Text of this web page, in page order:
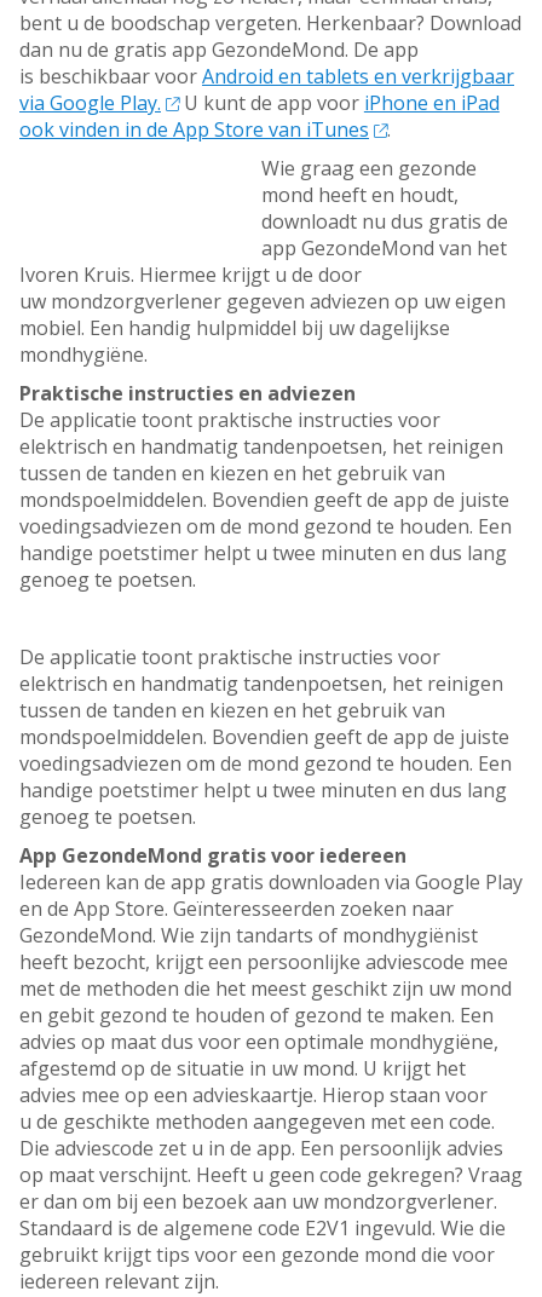
bent u de boodschap vergeten. Herkenbaar? Download
dan nu de gratis app GezondeMond. De app
is beschikbaar voorAndroid en tablets en verkrijgbaar
via Google Play.
U kunt de app voor iPhone en iPad
ook vinden in de App Store van iTunes
.
Wie graag een gezonde
mond heeft en houdt,
downloadt nu dus gratis de
app GezondeMond van het
Ivoren Kruis. Hiermee krijgt u de door
uw mondzorgverlener gegeven adviezen op uw eigen
mobiel. Een handig hulpmiddel bij uw dagelijkse
mondhygiëne.
Praktische instructies en adviezen
De applicatie toont praktische instructies voor
elektrisch en handmatig tandenpoetsen, het reinigen
tussen de tanden en kiezen en het gebruik van
mondspoelmiddelen. Bovendien geeft de app de juiste
voedingsadviezen om de mond gezond te houden. Een
handige poetstimer helpt u twee minuten en dus lang
genoeg te poetsen.
De applicatie toont praktische instructies voor
elektrisch en handmatig tandenpoetsen, het reinigen
tussen de tanden en kiezen en het gebruik van
mondspoelmiddelen. Bovendien geeft de app de juiste
voedingsadviezen om de mond gezond te houden. Een
handige poetstimer helpt u twee minuten en dus lang
genoeg te poetsen.
App GezondeMond gratis voor iedereen
Iedereen kan de app gratis downloaden via Google Play
en de App Store. Geïnteresseerden zoeken naar
GezondeMond. Wie zijn tandarts of mondhygiënist
heeft bezocht, krijgt een persoonlijke adviescode mee
met de methoden die het meest geschikt zijn uw mond
en gebit gezond te houden of gezond te maken. Een
advies op maat dus voor een optimale mondhygiëne,
afgestemd op de situatie in uw mond. U krijgt het
advies mee op een advieskaartje. Hierop staan voor
u de geschikte methoden aangegeven met een code.
Die adviescode zet u in de app. Een persoonlijk advies
op maat verschijnt. Heeft u geen code gekregen? Vraag
er dan om bij een bezoek aan uw mondzorgverlener.
Standaard is de algemene code E2V1 ingevuld. Wie die
gebruikt krijgt tips voor een gezonde mond die voor
iedereen relevant zijn.